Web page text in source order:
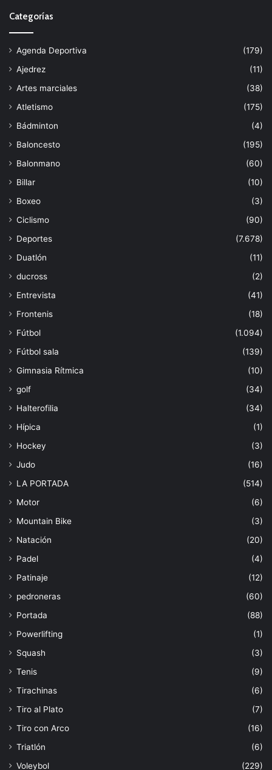
Categorías
Agenda Deportiva
(179)
Ajedrez
(11)
Artes marciales
(38)
Atletismo
(175)
Bádminton
(4)
Baloncesto
(195)
Balonmano
(60)
Billar
(10)
Boxeo
(3)
Ciclismo
(90)
Deportes
(7.678)
Duatlón
(11)
ducross
(2)
Entrevista
(41)
Frontenis
(18)
Fútbol
(1.094)
Fútbol sala
(139)
Gimnasia Rítmica
(10)
golf
(34)
Halterofilia
(34)
Hípica
(1)
Hockey
(3)
Judo
(16)
LA PORTADA
(514)
Motor
(6)
Mountain Bike
(3)
Natación
(20)
Padel
(4)
Patinaje
(12)
pedroneras
(60)
Portada
(88)
Powerlifting
(1)
Squash
(3)
Tenis
(9)
Tirachinas
(6)
Tiro al Plato
(7)
Tiro con Arco
(16)
Triatlón
(6)
Voleybol
(229)